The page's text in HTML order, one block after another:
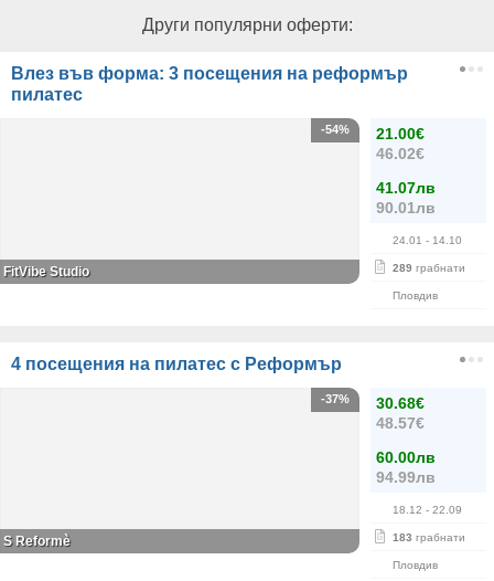
Други популярни оферти:
Влез във форма: 3 посещения на реформър
пилатес
21.00€
46.02€
41.07лв
90.01лв
24.01 - 14.10
289 грабнати
Пловдив
-54%
FitVibe Studio
4 посещения на пилатес с Реформър
30.68€
48.57€
60.00лв
94.99лв
18.12 - 22.09
183 грабнати
Пловдив
-37%
S Reformè